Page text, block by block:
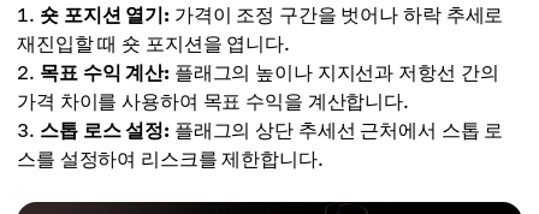
숏 포지션 열기: 가격이 조정 구간을 벗어나 하락 추세로
재진입할 때 숏 포지션을 엽니다.
목표 수익 계산: 플래그의 높이나 지지선과 저항선 간의
가격 차이를 사용하여 목표 수익을 계산합니다.
스톱 로스 설정: 플래그의 상단 추세선 근처에서 스톱 로
스를 설정하여 리스크를 제한합니다.